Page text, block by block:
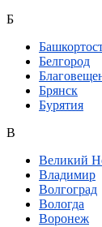
Б
Белгород
Брянск
Бурятия
В
Великий
Владимир
Волгоград
Вологда
Воронеж